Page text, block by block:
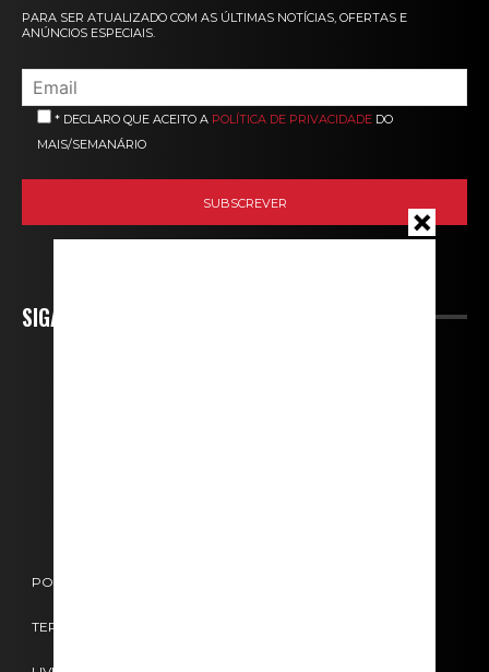
PARA SER ATUALIZADO COM AS ÚLTIMAS NOTÍCIAS, OFERTAS E
ANÚNCIOS ESPECIAIS.
* DECLARO QUE ACEITO A POLÍTICA DE PRIVACIDADE DO
MAIS/SEMANÁRIO
SIGA-NOS
POLÍTICA DE COOKIES
TERMOS E CONDIÇÕES